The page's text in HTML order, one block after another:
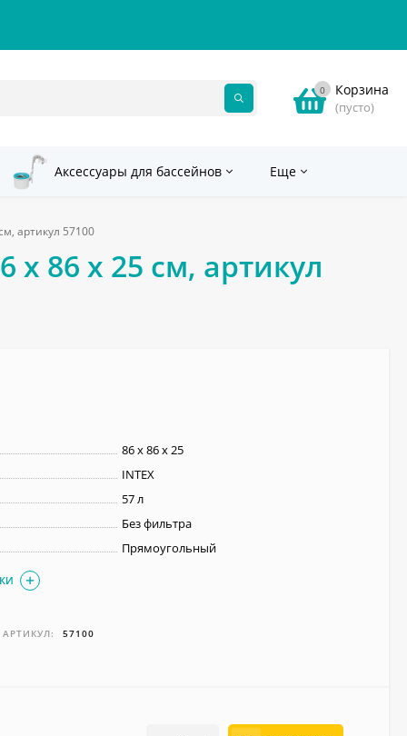
0 Корзина
(пусто)
Аксессуары для бассейнов Еще
артикул 57100
х 86 х 25 см, артикул
86 х 86 х 25
INTEX
57 л
Без фильтра
Прямоугольный
АРТИКУЛ: 57100